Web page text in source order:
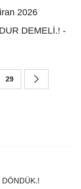
2026
DEMELİ.! -
29
DÖNDÜK.!